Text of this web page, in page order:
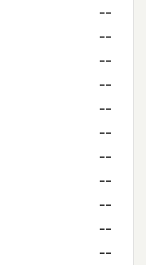
--
--
--
--
--
--
--
--
--
--
--